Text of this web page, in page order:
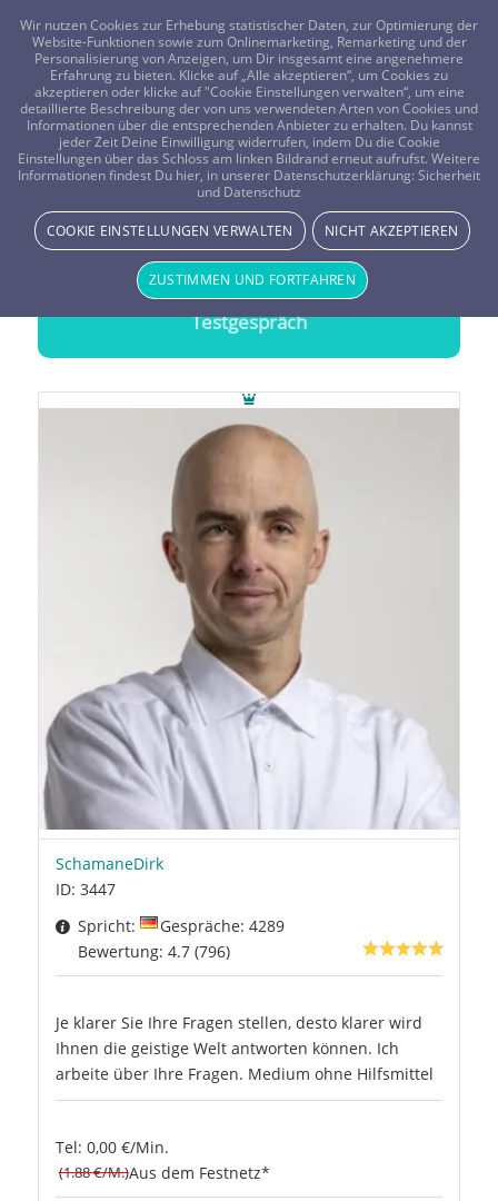
FRAGEN? KOSTENLOS ANRUFEN: 0800-8478266
Beratung Krafttiere
Treffsichere Lebenshilfe durch Beratung mit Krafttieren
20 Minuten gratis Testen
Wähle einen Berater und starte Dein
Testgespräch
SchamaneDirk
ID: 3447
Spricht:
Gespräche: 4289
Bewertung: 4.7 (796)
Je klarer Sie Ihre Fragen stellen, desto klarer wird
Ihnen die geistige Welt antworten können. Ich
arbeite über Ihre Fragen. Medium ohne Hilfsmittel
Tel: 0,00 €/Min.
(1.88 €/M.)Aus dem Festnetz*
Wir nutzen Cookies zur Erhebung statistischer Daten, zur Optimierung der
Website-Funktionen sowie zum Onlinemarketing, Remarketing und der
Personalisierung von Anzeigen, um Dir insgesamt eine angenehmere
Erfahrung zu bieten. Klicke auf „Alle akzeptieren“, um Cookies zu
akzeptieren oder klicke auf "Cookie Einstellungen verwalten“, um eine
detaillierte Beschreibung der von uns verwendeten Arten von Cookies und
Informationen über die entsprechenden Anbieter zu erhalten. Du kannst
jeder Zeit Deine Einwilligung widerrufen, indem Du die Cookie
Einstellungen über das Schloss am linken Bildrand erneut aufrufst. Weitere
Informationen findest Du hier, in unserer Datenschutzerklärung: Sicherheit
und Datenschutz
COOKIE EINSTELLUNGEN VERWALTEN NICHT AKZEPTIEREN
ZUSTIMMEN UND FORTFAHREN